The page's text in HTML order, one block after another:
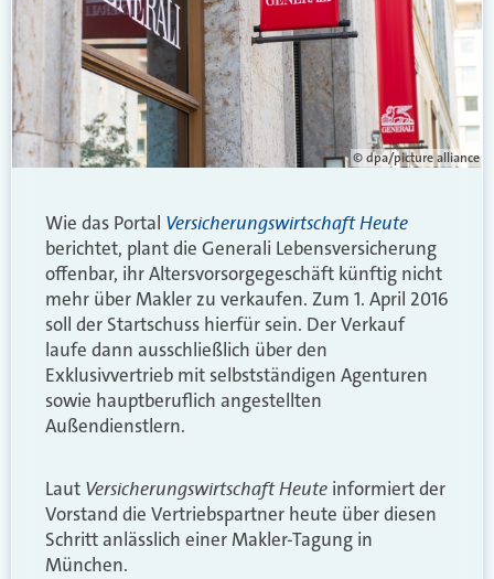
© dpa/picture alliance
Wie das Portal Versicherungswirtschaft Heute
berichtet, plant die Generali Lebensversicherung
offenbar, ihr Altersvorsorgegeschäft künftig nicht
mehr über Makler zu verkaufen. Zum 1. April 2016
soll der Startschuss hierfür sein. Der Verkauf
laufe dann ausschließlich über den
Exklusivvertrieb mit selbstständigen Agenturen
sowie hauptberuflich angestellten
Außendienstlern.
Laut Versicherungswirtschaft Heute informiert der
Vorstand die Vertriebspartner heute über diesen
Schritt anlässlich einer Makler-Tagung in
München.